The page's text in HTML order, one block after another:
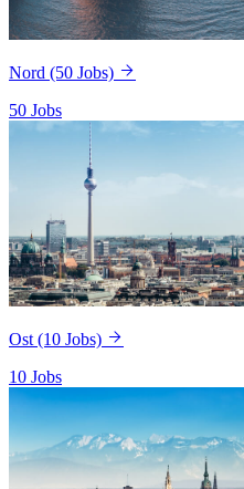
Nord (50 Jobs)
50 Jobs
Ost (10 Jobs)
10 Jobs